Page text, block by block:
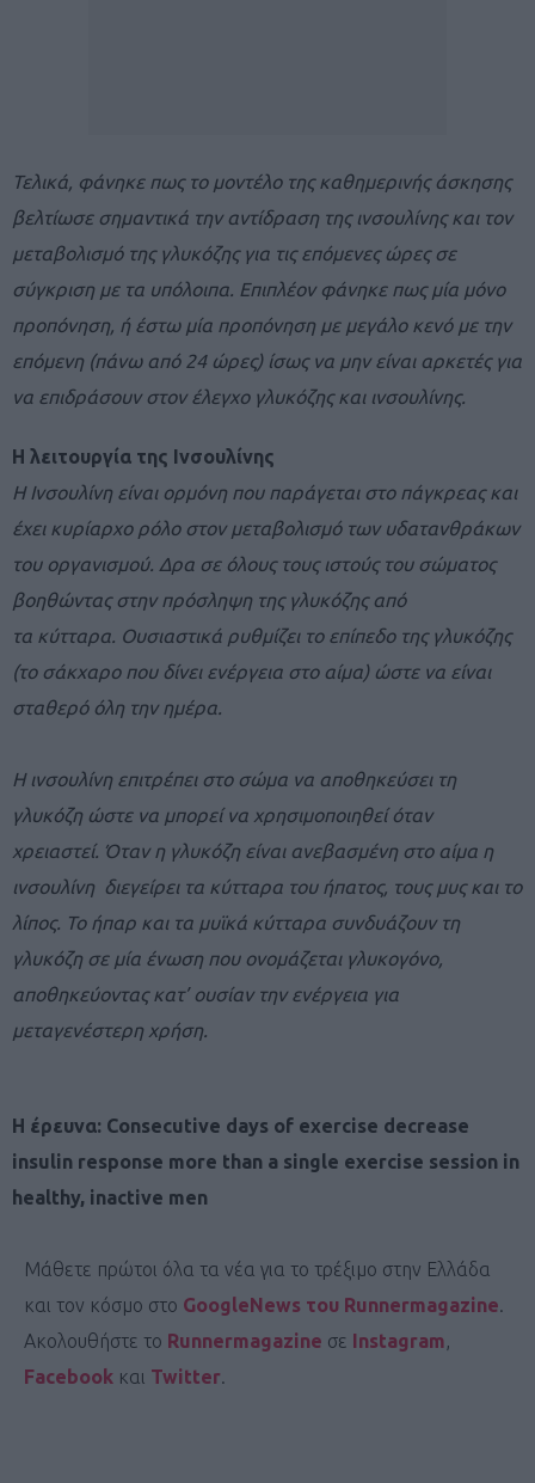
Τελικά, φάνηκε πως το μοντέλο της καθημερινής άσκησης
βελτίωσε σημαντικά την αντίδραση της ινσουλίνης και τον
μεταβολισμό της γλυκόζης για τις επόμενες ώρες σε
σύγκριση με τα υπόλοιπα. Επιπλέον φάνηκε πως μία μόνο
προπόνηση, ή έστω μία προπόνηση με μεγάλο κενό με την
επόμενη (πάνω από 24 ώρες) ίσως να μην είναι αρκετές για
να επιδράσουν στον έλεγχο γλυκόζης και ινσουλίνης.
Η λειτουργία της Ινσουλίνης
H Ινσουλίνη είναι ορμόνη που παράγεται στο πάγκρεας και
έχει κυρίαρχο ρόλο στον μεταβολισμό των υδατανθράκων
του οργανισμού. Δρα σε όλους τους ιστούς του σώματος
βοηθώντας στην πρόσληψη της γλυκόζης από
τα κύτταρα. Ουσιαστικά ρυθμίζει το επίπεδο της γλυκόζης
(το σάκχαρο που δίνει ενέργεια στο αίμα) ώστε να είναι
σταθερό όλη την ημέρα.
Η ινσουλίνη επιτρέπει στο σώμα να αποθηκεύσει τη
γλυκόζη ώστε να μπορεί να χρησιμοποιηθεί όταν
χρειαστεί. Όταν η γλυκόζη είναι ανεβασμένη στο αίμα η
ινσουλίνη διεγείρει τα κύτταρα του ήπατος, τους μυς και το
λίπος. Το ήπαρ και τα μυϊκά κύτταρα συνδυάζουν τη
γλυκόζη σε μία ένωση που ονομάζεται γλυκογόνο,
αποθηκεύοντας κατ’ ουσίαν την ενέργεια για
μεταγενέστερη χρήση.
Η έρευνα: Consecutive days of exercise decrease
insulin response more than a single exercise session in
healthy, inactive men
Μάθετε πρώτοι όλα τα νέα για το τρέξιμο στην Ελλάδα
και τον κόσμο στο GoogleNews του Runnermagazine.
Ακολουθήστε το Runnermagazine σε Instagram,
Facebook και Twitter.